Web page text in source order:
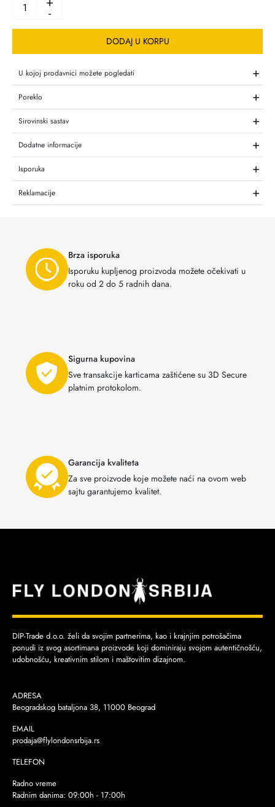
-
DODAJ U KORPU
U kojoj prodavnici možete pogledati +
Poreklo +
Sirovinski sastav +
Dodatne informacije +
Isporuka +
Reklamacije +
Brza isporuka
Isporuku kupljenog proizvoda možete očekivati u
roku od 2 do 5 radnih dana.
Sigurna kupovina
Sve transakcije karticama zaštićene su 3D Secure
platnim protokolom.
Garancija kvaliteta
Za sve proizvode koje možete naći na ovom web
sajtu garantujemo kvalitet.
DIP-Trade d.o.o. želi da svojim partnerima, kao i krajnjim potrošačima
ponudi iz svog asortimana proizvode koji dominiraju svojom autentičnošću,
udobnošću, kreativnim stilom i maštovitim dizajnom.
ADRESA
Beogradskog bataljona 38, 11000 Beograd
EMAIL
prodaja@flylondonsrbija.rs
TELEFON
Radno vreme
Radnim danima: 09:00h - 17:00h